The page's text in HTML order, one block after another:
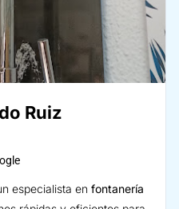
Ruiz
especialista en fontanería